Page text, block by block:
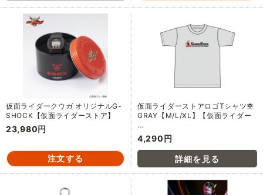
仮面ライダークウガ オリジナルG-
SHOCK【仮面ライダーストア】
23,980円
仮面ライダーストアロゴTシャツ杢
GRAY【M/L/XL】【仮面ライダー
…
4,290円